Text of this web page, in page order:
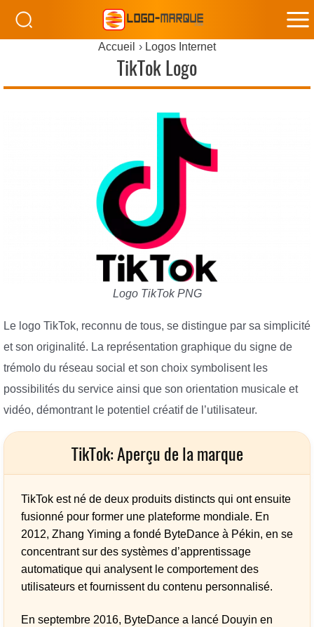
Accueil Logos Internet
TikTok Logo
Logo TikTok PNG
Le logo TikTok, reconnu de tous, se distingue par sa simplicité
et son originalité. La représentation graphique du signe de
trémolo du réseau social et son choix symbolisent les
possibilités du service ainsi que son orientation musicale et
vidéo, démontrant le potentiel créatif de l’utilisateur.
TikTok: Aperçu de la marque
TikTok est né de deux produits distincts qui ont ensuite
fusionné pour former une plateforme mondiale. En
2012, Zhang Yiming a fondé ByteDance à Pékin, en se
concentrant sur des systèmes d’apprentissage
automatique qui analysent le comportement des
utilisateurs et fournissent du contenu personnalisé.
En septembre 2016, ByteDance a lancé Douyin en